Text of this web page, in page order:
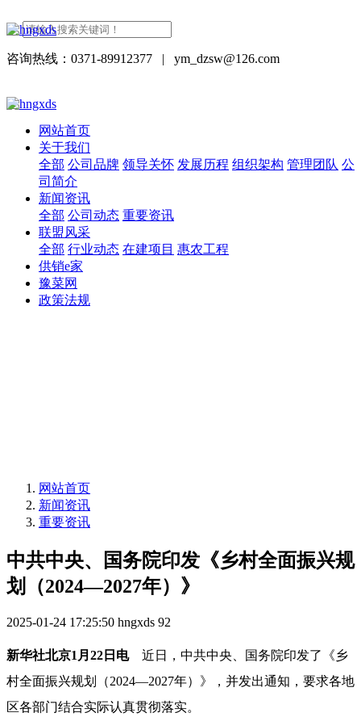
咨询热线：0371-89912377 | ym_dzsw@126.com
网站首页
关于我们
全部 公司品牌 领导关怀 发展历程 组织架构 管理团队 公
司简介
新闻资讯
全部 公司动态 重要资讯
联盟风采
全部 行业动态 在建项目 惠农工程
供销e家
豫菜网
政策法规
网站首页
新闻资讯
重要资讯
中共中央、国务院印发《乡村全面振兴规
划（2024—2027年）》
2025-01-24 17:25:50 hngxds 92
新华社北京1月22日电 近日，中共中央、国务院印发了《乡
村全面振兴规划（2024—2027年）》，并发出通知，要求各地
区各部门结合实际认真贯彻落实。